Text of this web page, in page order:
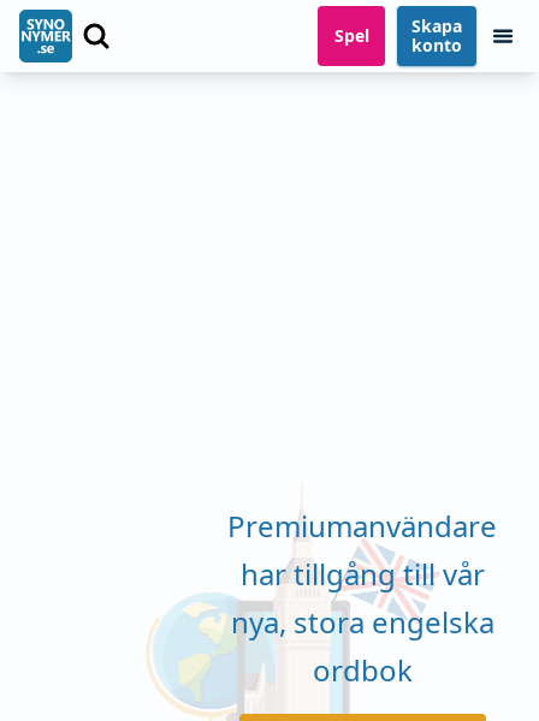
Spel
Skapa
konto
Premiumanvändare
har tillgång till vår
nya, stora engelska
ordbok